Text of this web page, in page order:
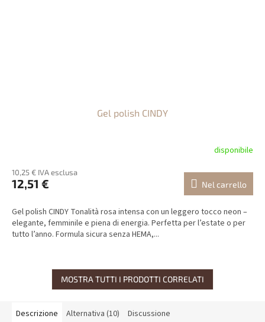
Gel polish CINDY
disponibile
10,25 € IVA esclusa
12,51 € Nel carrello
Gel polish CINDY Tonalità rosa intensa con un leggero tocco neon –
elegante, femminile e piena di energia. Perfetta per l’estate o per
tutto l’anno. Formula sicura senza HEMA,...
MOSTRA TUTTI I PRODOTTI CORRELATI
Descrizione Alternativa (10) Discussione